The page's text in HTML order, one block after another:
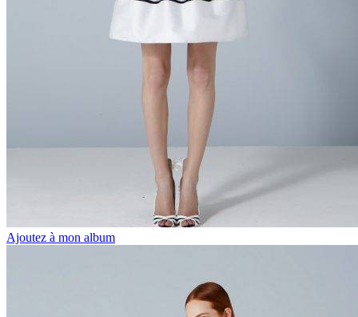
Ajoutez à mon album